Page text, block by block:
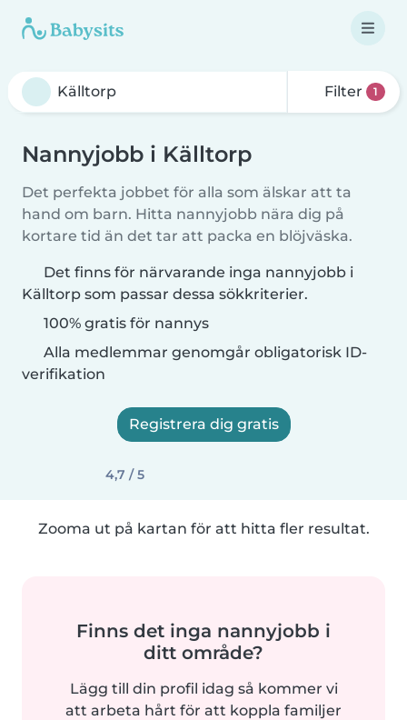
Filter 1
Nannyjobb i Källtorp
Det perfekta jobbet för alla som älskar att ta
hand om barn. Hitta nannyjobb nära dig på
kortare tid än det tar att packa en blöjväska.
Det finns för närvarande inga nannyjobb i
Källtorp som passar dessa sökkriterier.
100% gratis för nannys
Alla medlemmar genomgår obligatorisk ID-
verifikation
Registrera dig gratis
4,7 / 5
Zooma ut på kartan för att hitta fler resultat.
Finns det inga nannyjobb i
ditt område?
Lägg till din profil idag så kommer vi
att arbeta hårt för att koppla familjer